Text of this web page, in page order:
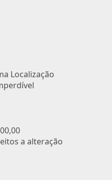
Localização
a alteração